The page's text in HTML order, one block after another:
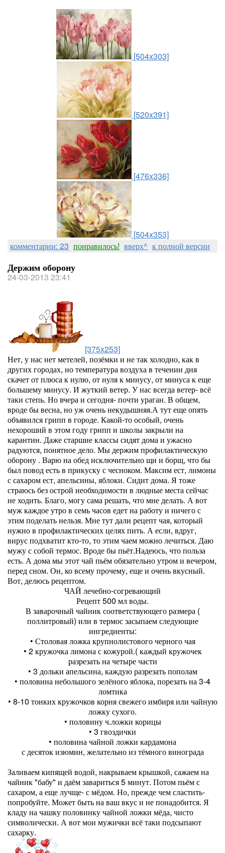
[504x303]
[520x391]
[476x336]
[504x353]
комментарии: 23 понравилось! вверх^ к полной версии
Держим оборону
24-03-2013 23:41
[375x253]
Нет, у нас нет метелей, позёмки и не так холодно, как в
других городах, но температура воздуха в течении дня
скачет от плюса к нулю, от нуля к минусу, от минуса к еще
большему минусу. И жуткий ветер. У нас всегда ветер- всё
таки степь. Но вчера и сегодня- почти ураган. В общем,
вроде бы весна, но уж очень некудышняя.А тут еще опять
объявился грипп в городе. Какой-то особый, очень
нехороший в этом году грипп и школы закрыли на
карантин. Даже старшие классы сидят дома и ужасно
радуются, понятное дело. Мы держим профилактическую
оборону . Варю на обед исключительно щи и борщ, что бы
был повод есть в прикуску с чесноком. Максим ест, лимоны
с сахаром ест, апельсины, яблоки. Сидит дома. Я тоже
страюсь без острой необходимости в людные места сейчас
не ходить. Благо, могу сама решать, что мне делать. А вот
муж каждое утро в семь часов едет на работу и ничего с
этим поделать нельзя. Мне тут дали рецепт чая, который
нужно в профилактических целях пить. А если, вдруг,
вирус подхватит кто-то, то этим чаем можно лечиться. Даю
мужу с собой термос. Вроде бы пьёт.Надеюсь, что польза
есть. А дома мы этот чай пьём обязательно утром и вечером,
перед сном. Он, ко всему прочему, еще и очень вкусный.
Вот, делюсь рецептом.
ЧАЙ лечебно-согревающий
Рецепт 500 мл воды.
В заварочный чайник соответствующего размера (
поллитровый) или в термос засыпаем следующие
ингредиенты:
• Столовая ложка крупнолистового черного чая
• 2 кружочка лимона с кожурой.( каждый кружочек
разрезать на четыре части
• 3 дольки апельсина, каждую разрезать пополам
• половина небольшого зелёного яблока, порезать на 3-4
ломтика
• 8-10 тонких кружочков корня свежего имбиря или чайную
ложку сухого.
• половину ч.ложки корицы
• 3 гвоздички
• половина чайной ложки кардамона
с десяток изюмин, желательно из тёмного винограда
Заливаем кипящей водой, накрываем крышкой, сажаем на
чайник "бабу" и даём завариться 5 минут. Потом пьём с
сахаром, а еще лучще- с мёдом. Но, прежде чем сластить-
попробуйте. Может быть на ваш вкус и не понадобится. Я
кладу на чашку половинку чайной ложки мёда, чисто
символически. А вот мои мужички всё таки подсыпают
сахарку.